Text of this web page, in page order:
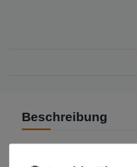
Beschreibung
Die Reactor Kaffeepresse ist